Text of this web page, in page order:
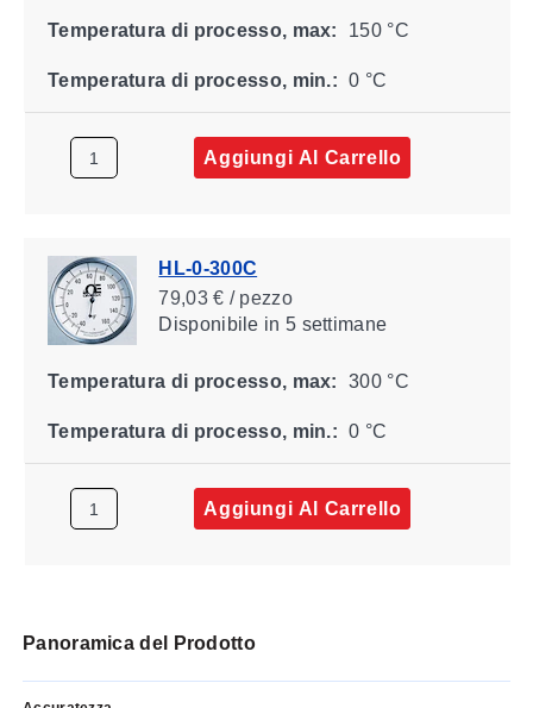
Temperatura di processo, max: 150 °C
Temperatura di processo, min.: 0 °C
Aggiungi Al Carrello
HL-0-300C
79,03 € / pezzo
Disponibile in 5 settimane
Temperatura di processo, max: 300 °C
Temperatura di processo, min.: 0 °C
Aggiungi Al Carrello
Panoramica del Prodotto